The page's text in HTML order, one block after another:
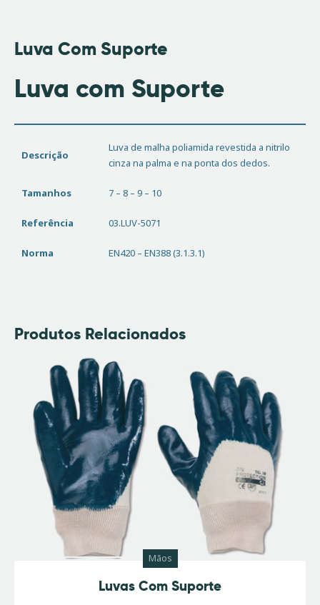
Luva Com Suporte
Luva com Suporte
Descrição
Luva de malha poliamida revestida a nitrilo
cinza na palma e na ponta dos dedos.
Tamanhos 7 – 8 – 9 – 10
Referência 03.LUV-5071
Norma EN420 – EN388 (3.1.3.1)
Produtos Relacionados
Mãos
Luvas Com Suporte